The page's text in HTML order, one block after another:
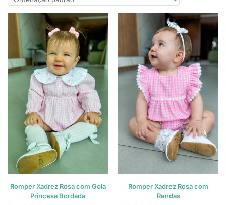
Romper Xadrez Rosa com Gola
Princesa Bordada
Romper Xadrez Rosa com
Rendas